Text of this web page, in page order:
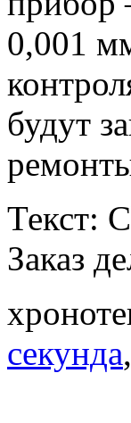
0,001
будут
Текст:
Заказ
секунда,